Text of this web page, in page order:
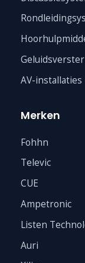
AV-installaties
Merken
Fohhn
Televic
CUE
Ampetronic
Listen
Auri